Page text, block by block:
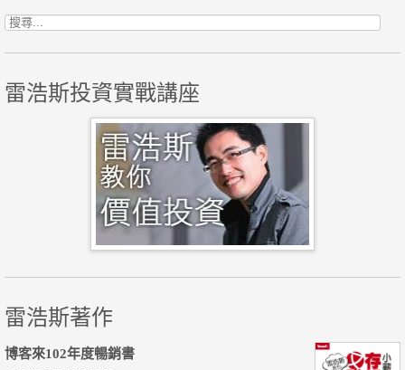
搜尋關鍵字:
雷浩斯投資實戰講座
雷浩斯著作
博客來102年度暢銷書